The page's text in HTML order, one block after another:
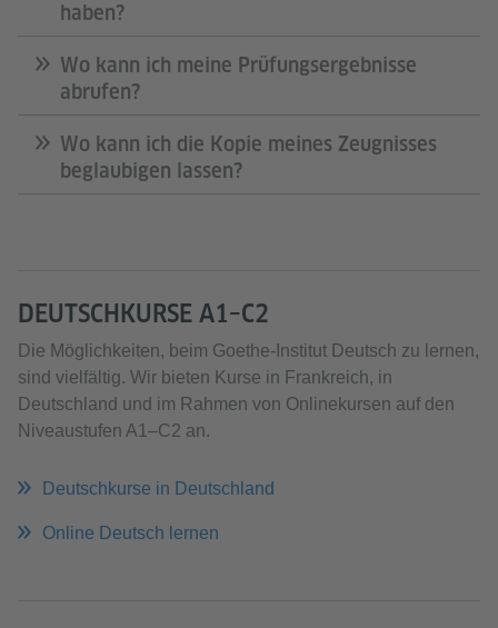
haben?
Wo kann ich meine Prüfungsergebnisse
abrufen?
Wo kann ich die Kopie meines Zeugnisses
beglaubigen lassen?
DEUTSCHKURSE A1–C2
Die Möglichkeiten, beim Goethe-Institut Deutsch zu lernen,
sind vielfältig. Wir bieten Kurse in Frankreich, in
Deutschland und im Rahmen von Onlinekursen auf den
Niveaustufen A1–C2 an.
Deutschkurse in Deutschland
Online Deutsch lernen